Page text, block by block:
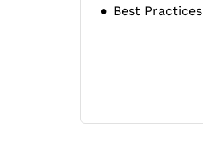
Best Practices